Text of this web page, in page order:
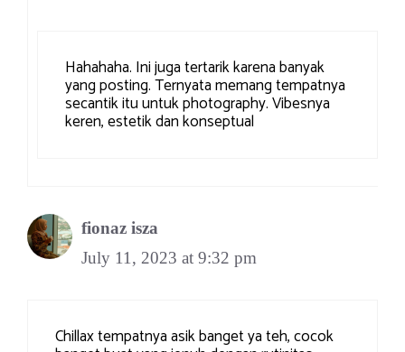
Hahahaha. Ini juga tertarik karena banyak
yang posting. Ternyata memang tempatnya
secantik itu untuk photography. Vibesnya
keren, estetik dan konseptual
fionaz isza
July 11, 2023 at 9:32 pm
Chillax tempatnya asik banget ya teh, cocok